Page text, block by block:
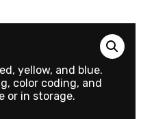
yellow, and blue.
color coding, and
or in storage.